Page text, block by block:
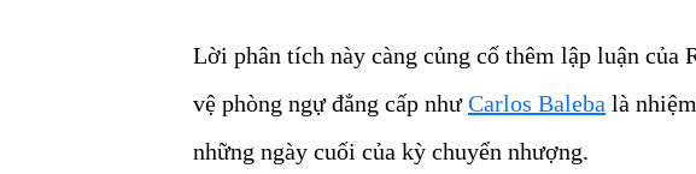
Lời phân tích này càng củng cố thêm lập luận của
vệ phòng ngự đẳng cấp nhưCarlos Baleba là
những ngày cuối của kỳ chuyển nhượng.